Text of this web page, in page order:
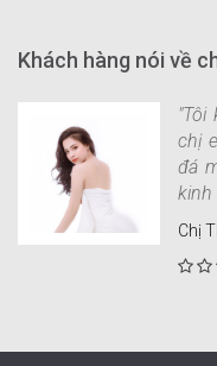
Khách hàng nói về
chị
đá
kinh
Chị